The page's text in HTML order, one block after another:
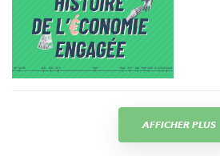
AFFICHER PLUS